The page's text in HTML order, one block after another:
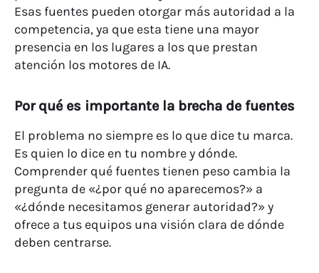
Esas fuentes pueden otorgar más autoridad a la
competencia, ya que esta tiene una mayor
presencia en los lugares a los que prestan
atención los motores de IA.
Por qué es importante la brecha de fuentes
El problema no siempre es lo que dice tu marca.
Es quien lo dice en tu nombre y dónde.
Comprender qué fuentes tienen peso cambia la
pregunta de «¿por qué no aparecemos?» a
«¿dónde necesitamos generar autoridad?» y
ofrece a tus equipos una visión clara de dónde
deben centrarse.